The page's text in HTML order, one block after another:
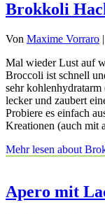
Brokkoli
Von Maxime Vorraro |
Mal wieder Lust auf
Broccoli ist schnell
sehr
lecker und zaubert
Probiere es einfach
Kreationen (auch mit
Mehr lesen about
Apero mit